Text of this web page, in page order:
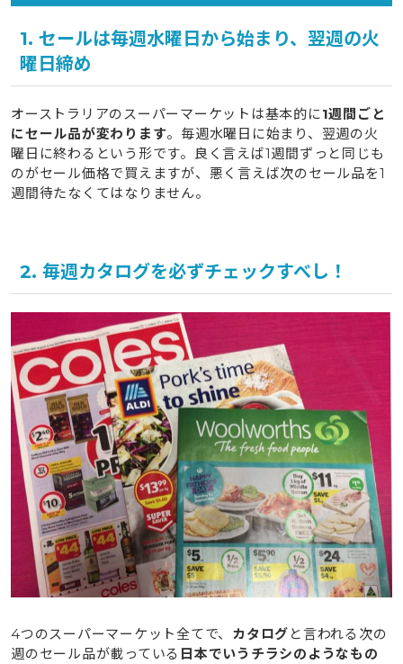
1. セールは毎週水曜日から始まり、翌週の火
曜日締め
オーストラリアのスーパーマーケットは基本的に1週間ごと
にセール品が変わります。毎週水曜日に始まり、翌週の火
曜日に終わるという形です。良く言えば1週間ずっと同じも
のがセール価格で買えますが、悪く言えば次のセール品を1
週間待たなくてはなりません。
2. 毎週カタログを必ずチェックすべし！
4つのスーパーマーケット全てで、 カタログ と言われる次の
週のセール品が載っている 日本でいうチラシのようなもの